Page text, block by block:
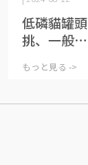
低磷貓罐
挑、一般⋯
もっと見る ->